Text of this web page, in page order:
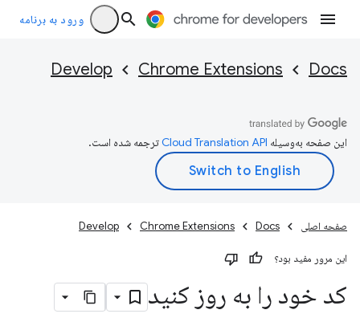
ورود به برنامه
Docs
Chrome Extensions
Develop
این صفحه به‌وسیله ترجمه شده است.
صفحه اصلی Docs
Chrome Extensions
Develop
این مرور مفید بود؟
کد خود را به روز کنید